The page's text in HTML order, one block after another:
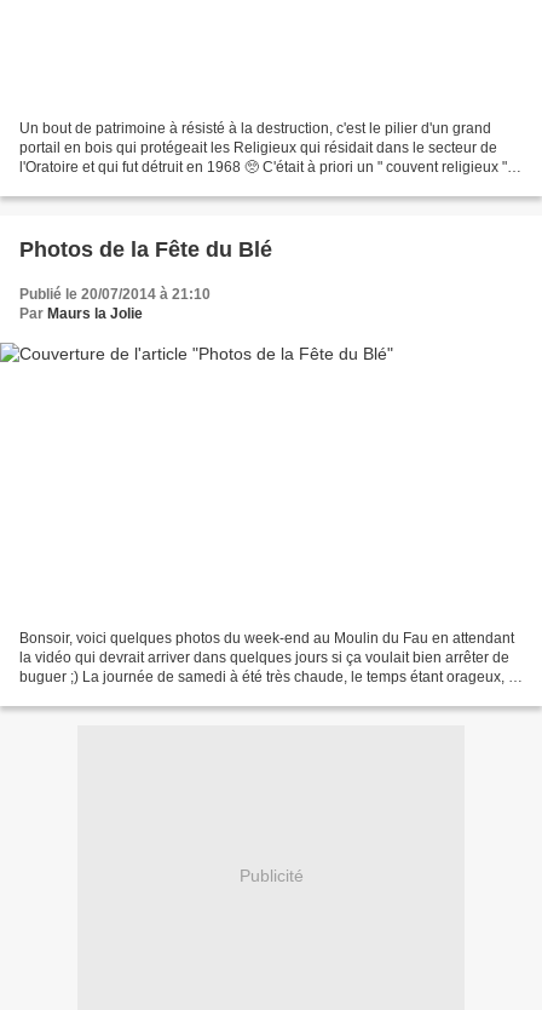
Un bout de patrimoine à résisté à la destruction, c'est le pilier d'un grand
portail en bois qui protégeait les Religieux qui résidait dans le secteur de
l'Oratoire et qui fut détruit en 1968 🥺 C'était à priori un " couvent religieux "
Photos de la Fête du Blé
Publié le 20/07/2014 à 21:10
Par Maurs la Jolie
Bonsoir, voici quelques photos du week-end au Moulin du Fau en attendant
la vidéo qui devrait arriver dans quelques jours si ça voulait bien arrêter de
buguer ;) La journée de samedi à été très chaude, le temps étant orageux, il
Publicité